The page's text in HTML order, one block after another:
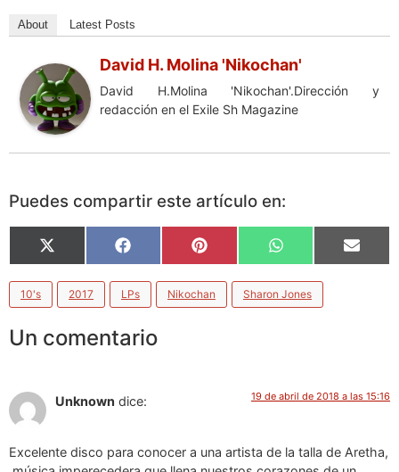
About Latest Posts
David H. Molina 'Nikochan'
David H.Molina 'Nikochan'.Dirección y
redacción en el Exile Sh Magazine
Puedes compartir este artículo en:
X
(Twitter)
Facebook Pinterest WhatsApp Email
10's 2017 LPs Nikochan Sharon Jones
Un comentario
Unknown dice: 19 de abril de 2018 a las 15:16
Excelente disco para conocer a una artista de la talla de Aretha,